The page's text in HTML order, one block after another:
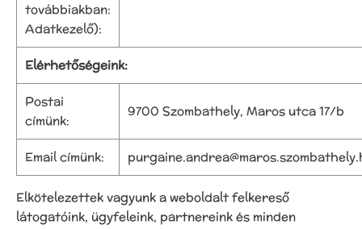
továbbiakban:
Adatkezelő):
Elérhetőségeink:
Postai
címünk:
9700 Szombathely, Maros utca 17/b
Email címünk:
Elkötelezettek vagyunk a weboldalt felkereső
látogatóink, ügyfeleink, partnereink és minden